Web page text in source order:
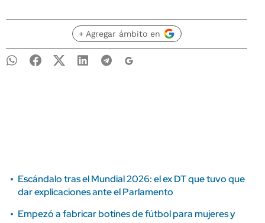
+ Agregar ámbito en
Escándalo tras el Mundial 2026: el ex DT que tuvo que
dar explicaciones ante el Parlamento
Empezó a fabricar botines de fútbol para mujeres y